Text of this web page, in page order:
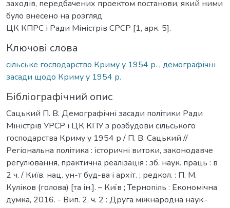
заходів, передбачених проектом постанови, який ними
було внесено на розгляд
ЦК КПРС і Ради Міністрів СРСР [1, арк. 5].
Ключові слова
сільське господарство Криму у 1954 р. , демографічні
засади щодо Криму у 1954 р.
Бібліографічний опис
Сацький П. В. Демографічні засади політики Ради
Міністрів УРСР і ЦК КПУ з розбудови сільського
господарства Криму у 1954 р / П. В. Сацький //
Регіональна політика : історичні витоки, законодавче
регулювання, практична реалізація : зб. наук. праць : в
2 ч. / Київ. нац. ун-т буд-ва і архіт. ; редкол. : П. М.
Куліков (голова) [та ін.]. – Київ ; Тернопіль : Економічна
думка, 2016. - Вип. 2, ч. 2 : Друга міжнародна наук.-